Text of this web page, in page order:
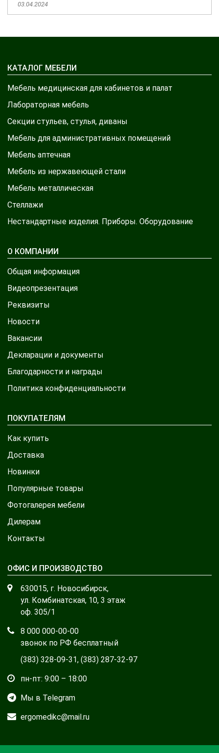
03.04.2024
КАТАЛОГ МЕБЕЛИ
Мебель медицинская для кабинетов и палат
Лабораторная мебель
Секции стульев, стулья, диваны
Мебель для административных помещений
Мебель аптечная
Мебель из нержавеющей стали
Мебель металлическая
Стеллажи
Нестандартные изделия. Приборы. Оборудование
О КОМПАНИИ
Общая информация
Видеопрезентация
Реквизиты
Новости
Вакансии
Декларации и документы
Благодарности и награды
Политика конфиденциальности
ПОКУПАТЕЛЯМ
Как купить
Доставка
Новинки
Популярные товары
Фотогалерея мебели
Дилерам
Контакты
ОФИС И ПРОИЗВОДСТВО
630015, г. Новосибирск,
ул. Комбинатская, 10, 3 этаж
оф. 305/1
8 000 000-00-00
звонок по РФ бесплатный
(383) 328-09-31, (383) 287-32-97
пн-пт: 9:00 – 18:00
Мы в Telegram
ergomedikc@mail.ru